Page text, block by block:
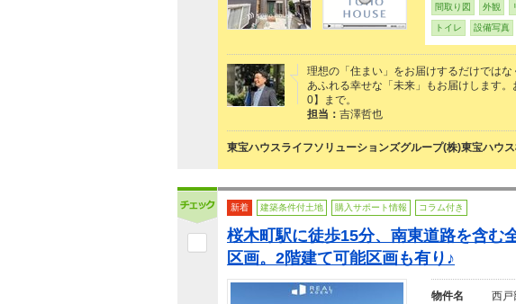
間取り図 外観
トイレ 設備写真
理想の「住まい」をお届けするだけでは
あふれる幸せな「未来」もお届けします
0】まで。
担当： 吉澤哲也
東宝ハウスライフソリューションズグループ(株)東宝ハウス
新着 建築条件付土地 購入サポート情報 コラム付き
桜木町駅に徒歩15分、南東道路を含む
区画。2階建て可能区画も有り♪
物件名 西